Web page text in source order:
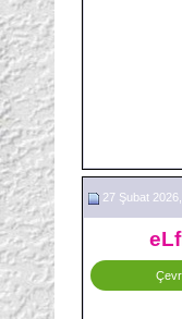
27 Şubat 2026,